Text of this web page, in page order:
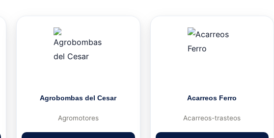
Agrobombas del Cesar
Agromotores
Acarreos Ferro
Acarreos-trasteos